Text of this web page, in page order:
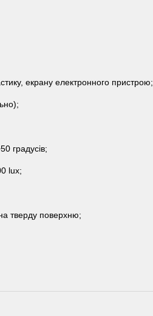
екрану електронного пристрою;
градусів;
lux;
тверду поверхню;